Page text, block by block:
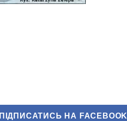
ПІДПИСАТИСЬ НА